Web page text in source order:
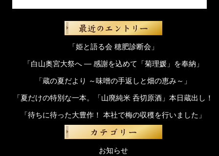
「姫と語る会 穂肥診断会」
「白山奥宮大祭へ ― 感謝を込めて「菊理媛」を奉納」
「蔵の夏だより ～味噌の手返しと畑の恵み～」
「夏だけの特別な一本。「山廃純米 呑切原酒」本日蔵出し！
「待ちに待った大豊作！ 本社で梅の収穫を行いました」
お知らせ